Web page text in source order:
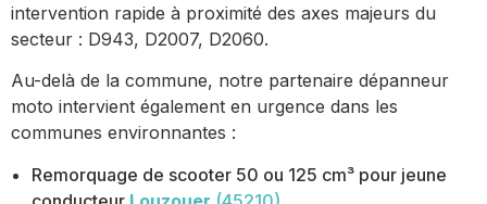
intervention rapide à proximité des axes majeurs du
secteur : D943, D2007, D2060.
Au-delà de la commune, notre partenaire dépanneur
moto intervient également en urgence dans les
communes environnantes :
Remorquage de scooter 50 ou 125 cm³ pour jeune